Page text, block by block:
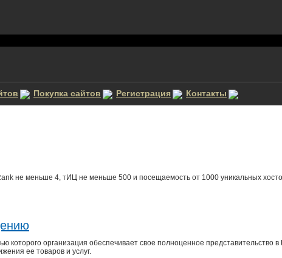
Покупка сайтов Регистрация Контакты
не меньше 4, тИЦ не меньше 500 и посещаемость от 1000 уникальных хостов
которого организация обеспечивает свое полноценное представительство
ее товаров и услуг.